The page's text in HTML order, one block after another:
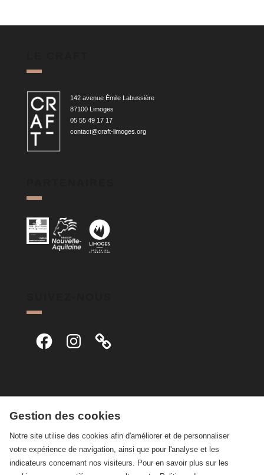
142 avenue Émile Labussière
87100 Limoges
05 55 49 17 17
contact@craft-limoges.org
FacebookInstagram
Gestion des cookies
Notre site utilise des cookies afin d'améliorer et de personnaliser
votre expérience de navigation, ainsi que pour l'analyse et les
indicateurs concernant nos visiteurs. Pour en savoir plus sur les